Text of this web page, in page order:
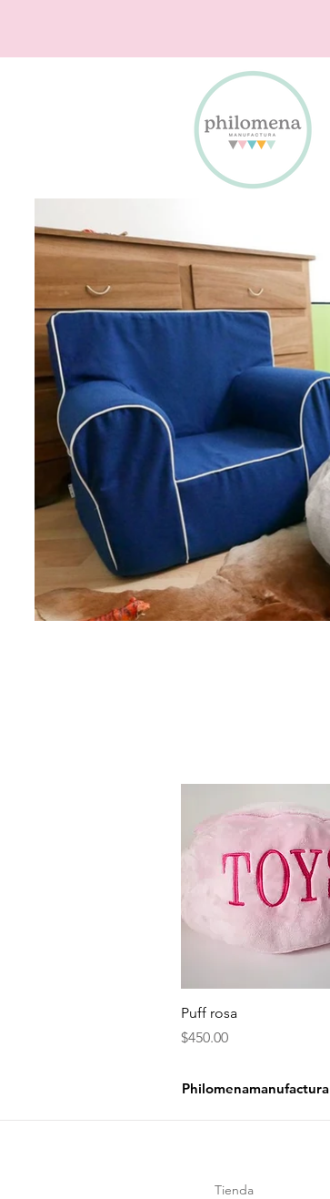
Puff rosa
Precio
$450.00
Philomenamanufactura
Tienda